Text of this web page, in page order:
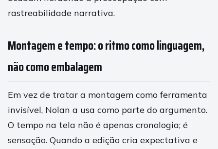
rastreabilidade narrativa.
Montagem e tempo: o ritmo como linguagem,
não como embalagem
Em vez de tratar a montagem como ferramenta
invisível, Nolan a usa como parte do argumento.
O tempo na tela não é apenas cronologia; é
sensação. Quando a edição cria expectativa e